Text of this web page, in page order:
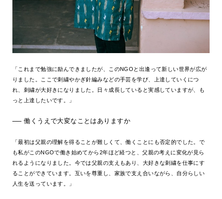
「これまで勉強に励んできましたが、このNGOと出逢って新しい世界が広が
りました。ここで刺繍やかぎ針編みなどの手芸を学び、上達していくにつ
れ、刺繍が大好きになりました。日々成長していると実感していますが、も
っと上達したいです。」
── 働くうえで大変なことはありますか
「最初は父親の理解を得ることが難しくて、働くことにも否定的でした。で
も私がこのNGOで働き始めてから2年ほど経つと、父親の考えに変化が見ら
れるようになりました。今では父親の支えもあり、大好きな刺繍を仕事にす
ることができています。互いを尊重し、家族で支え合いながら、自分らしい
人生を送っています。」